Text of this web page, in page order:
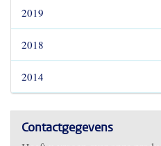
2019
2018
2014
Contactgegevens